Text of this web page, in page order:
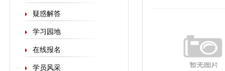
疑惑解答
学习园地
在线报名
学员风采